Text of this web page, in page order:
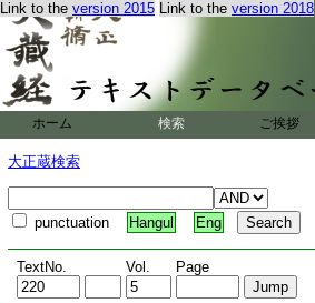
Link to the version 2015 Link to the version 2018
ホーム 検索 ご挨拶
大正蔵検索
punctuation Hangul Eng
TextNo. Vol. Page